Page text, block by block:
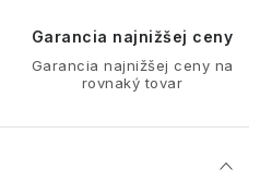
Garancia najnižšej ceny
Garancia najnižšej ceny na
rovnaký tovar